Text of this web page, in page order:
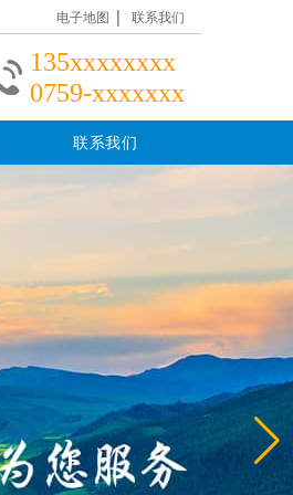
电子地图 | 联系我们
135xxxxxxxx
0759-xxxxxxx
联系我们